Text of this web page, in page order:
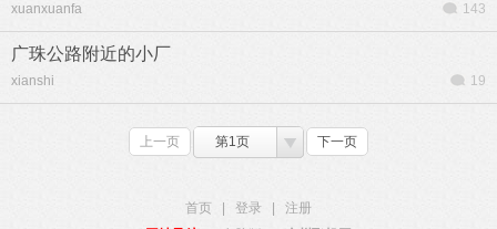
xuanxuanfa 143
广珠公路附近的小厂
xianshi 19
上一页 第1页 下一页
首页 登录
注册